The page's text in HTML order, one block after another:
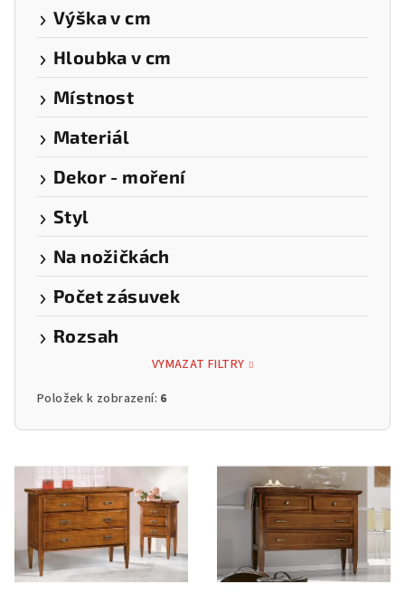
Výška v cm
Hloubka v cm
Místnost
Materiál
Dekor - moření
Styl
Na nožičkách
Počet zásuvek
Rozsah
VYMAZAT FILTRY
Položek k zobrazení: 6
s
p